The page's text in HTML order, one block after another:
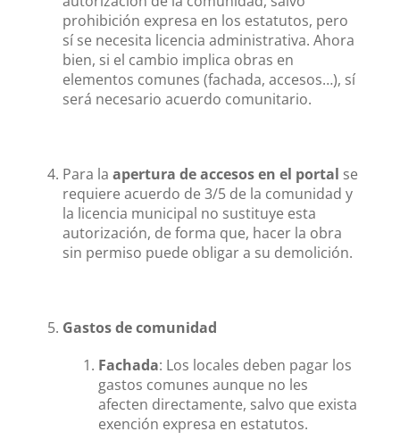
prohibición expresa en los estatutos, pero
sí se necesita licencia administrativa. Ahora
bien, si el cambio implica obras en
elementos comunes (fachada, accesos…), sí
será necesario acuerdo comunitario.
Para la apertura de accesos en el portal se
requiere acuerdo de 3/5 de la comunidad y
la licencia municipal no sustituye esta
autorización, de forma que, hacer la obra
sin permiso puede obligar a su demolición.
Gastos de comunidad
Fachada: Los locales deben pagar los
gastos comunes aunque no les
afecten directamente, salvo que exista
exención expresa en estatutos.